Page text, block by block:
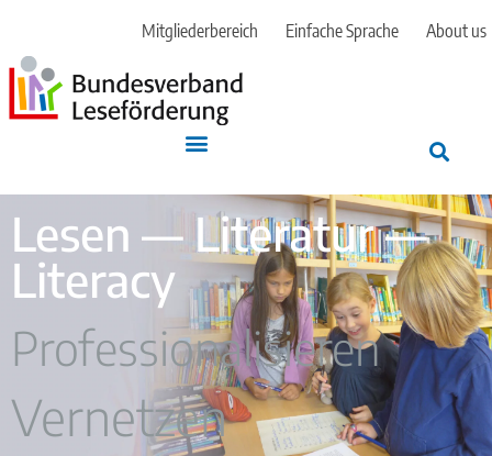
Mitgliederbereich Einfache Sprache About us
Lesen — Literatur —
Literacy
Professionalisieren
Vernetzen